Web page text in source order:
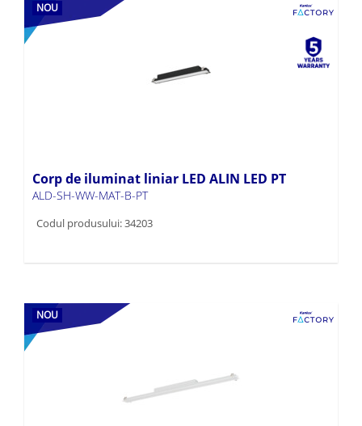
NOU
Corp de iluminat liniar LED ALIN LED PT
ALD-SH-WW-MAT-B-PT
Codul produsului: 34203
NOU